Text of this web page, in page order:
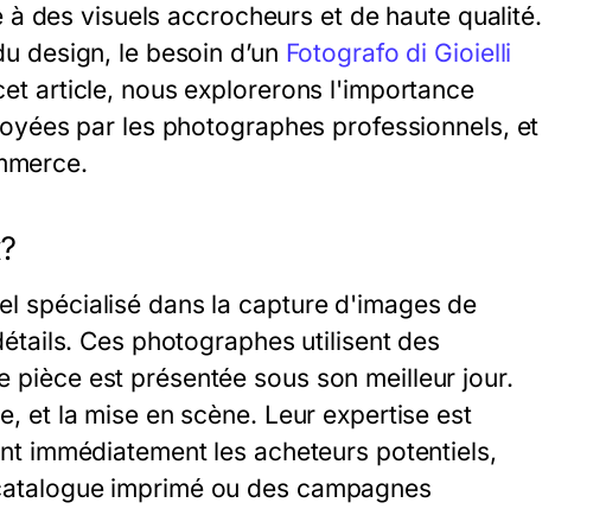
des visuels accrocheurs et de haute qualité.
design, le besoin d’un Fotografo di Gioielli
article, nous explorerons l'importance
par les photographes professionnels, et
spécialisé dans la capture d'images de
Ces photographes utilisent des
est présentée sous son meilleur jour.
et la mise en scène. Leur expertise est
immédiatement les acheteurs potentiels,
imprimé ou des campagnes